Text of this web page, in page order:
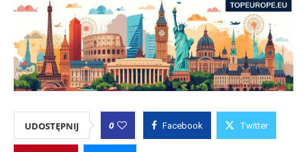
UDOSTĘPNIJ 0 Facebook Twitter